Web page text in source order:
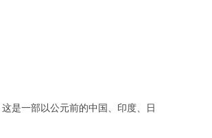
是一部以公元前的中国、印度、日